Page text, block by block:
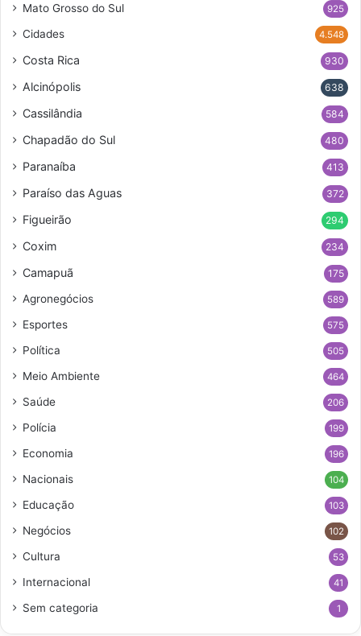
Mato Grosso do Sul 925
Cidades 4.548
Costa Rica 930
Alcinópolis 638
Cassilândia 584
Chapadão do Sul 480
Paranaíba 413
Paraíso das Aguas 372
Figueirão 294
Coxim 234
Camapuã 175
Agronegócios 589
Esportes 575
Política 505
Meio Ambiente 464
Saúde 206
Polícia 199
Economia 196
Nacionais 104
Educação 103
Negócios 102
Cultura 53
Internacional 41
Sem categoria 1